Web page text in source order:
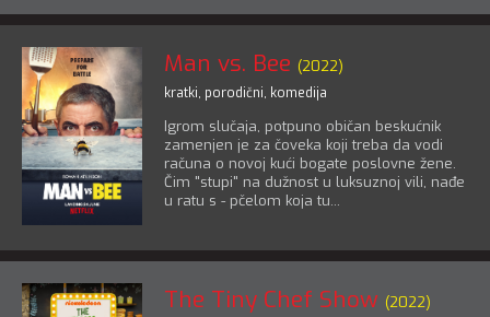
Man vs. Bee (2022)
kratki, porodični, komedija
Igrom slučaja, potpuno običan beskućnik
zamenjen je za čoveka koji treba da vodi
računa o novoj kući bogate poslovne žene.
Čim "stupi" na dužnost u luksuznoj vili, nađe
u ratu s - pčelom koja tu...
The Tiny Chef Show (2022)